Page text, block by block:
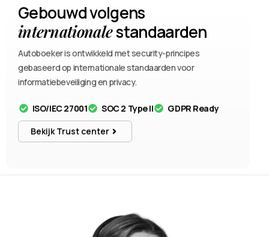
Gebouwd volgens
internationalestandaarden
Autoboeker is ontwikkeld met security-principes
gebaseerd op internationale standaarden voor
informatiebeveiliging en privacy.
ISO/IEC 27001 SOC 2 Type II
GDPR Ready
Bekijk Trust center